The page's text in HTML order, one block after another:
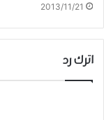
2013/11/21
اترك رد